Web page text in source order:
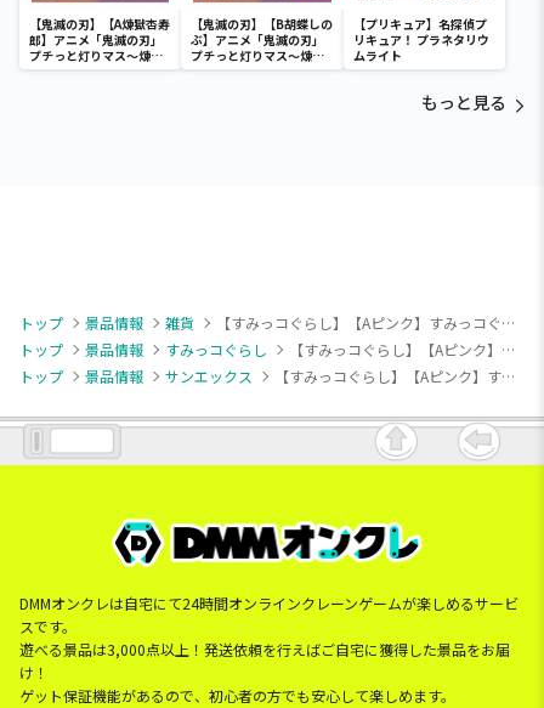
【鬼滅の刃】【A煉獄杏寿
郎】アニメ「鬼滅の刃」
プチっと灯りマス～煉獄
杏寿郎・胡蝶しのぶ～
【鬼滅の刃】【B胡蝶しの
ぶ】アニメ「鬼滅の刃」
プチっと灯りマス～煉獄
杏寿郎・胡蝶しのぶ～
【プリキュア】名探偵プ
リキュア！ プラネタリウ
ムライト
もっと見る
トップ 景品情報 雑貨
【すみっコぐらし】【Aピンク】すみっコぐらし マルチスクエアファン
トップ
景品情報 すみっコぐらし
【すみっコぐらし】【Aピンク】すみっコぐらし マルチスクエアファン
トップ
景品情報 サンエックス 【すみっコぐらし】【Aピンク】すみっコぐらし マルチスクエアファン
DMMオンクレは自宅にて24時間オンラインクレーンゲームが楽しめるサービ
スです。
遊べる景品は3,000点以上！発送依頼を行えばご自宅に獲得した景品をお届
け！
ゲット保証機能があるので、初心者の方でも安心して楽しめます。